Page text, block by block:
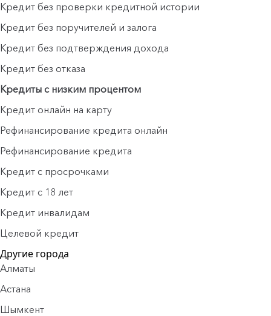
Кредит без проверки кредитной истории
Кредит без поручителей и залога
Кредит без подтверждения дохода
Кредит без отказа
Кредиты с низким процентом
Кредит онлайн на карту
Рефинансирование кредита онлайн
Рефинансирование кредита
Кредит с просрочками
Кредит с 18 лет
Кредит инвалидам
Целевой кредит
Другие города
Алматы
Астана
Шымкент